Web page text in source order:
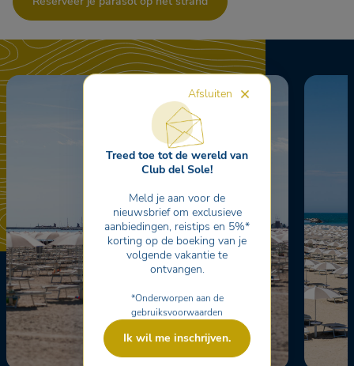
Afsluiten
Treed toe tot de wereld van
Club del Sole!
Meld je aan voor de
nieuwsbrief om exclusieve
aanbiedingen, reistips en 5%*
korting op de boeking van je
volgende vakantie te
ontvangen.
*Onderworpen aan de
gebruiksvoorwaarden
Ik wil me inschrijven.